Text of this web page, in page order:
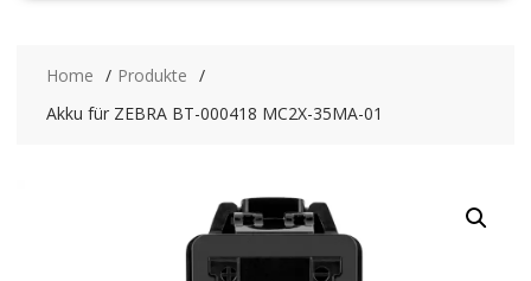
Home
Produkte
Akku für ZEBRA BT-000418 MC2X-35MA-01